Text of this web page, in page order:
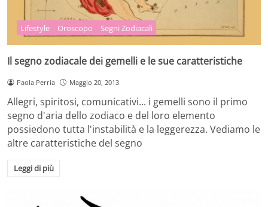
Lifestyle Oroscopo Segni Zodiacali
Il segno zodiacale dei gemelli e le sue caratteristiche
Paola Perria Maggio 20, 2013
Allegri, spiritosi, comunicativi... i gemelli sono il primo
segno d'aria dello zodiaco e del loro elemento
possiedono tutta l'instabilità e la leggerezza. Vediamo le
altre caratteristiche del segno
Leggi di più